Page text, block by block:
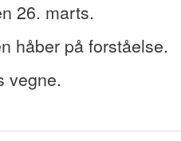
26. marts.
håber på forståelse.
vegne.